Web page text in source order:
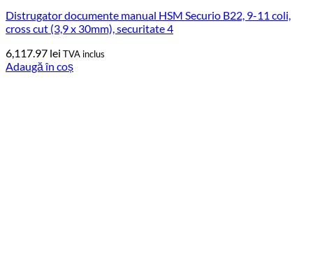
Distrugator documente manual HSM Securio B22, 9-11 coli,
cross cut (3,9 x 30mm), securitate 4
6,117.97 lei TVA inclus
Adaugă în coș